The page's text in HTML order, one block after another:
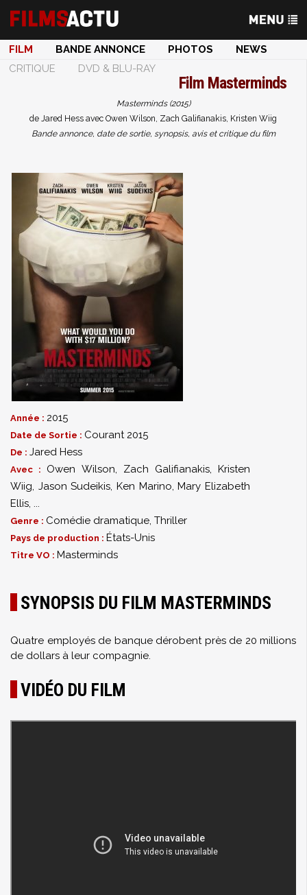
FILM BANDE ANNONCE PHOTOS
NEWS
CRITIQUE
DVD & BLU-RAY
Film Masterminds
Masterminds (2015)
de Jared Hess avec Owen Wilson, Zach Galifianakis, Kristen Wiig
Bande annonce, date de sortie, synopsis, avis et critique du film
Année : 2015
Date de Sortie : Courant 2015
De : Jared Hess
Avec : Owen Wilson, Zach Galifianakis,Kristen
Wiig, Jason Sudeikis,Ken Marino,Mary Elizabeth
Ellis, ...
Genre : Comédie dramatique, Thriller
Pays de production : États-Unis
Titre VO : Masterminds
SYNOPSIS DU FILM MASTERMINDS
Quatre employés de banque dérobent près de 20 millions
de dollars à leur compagnie.
VIDÉO DU FILM